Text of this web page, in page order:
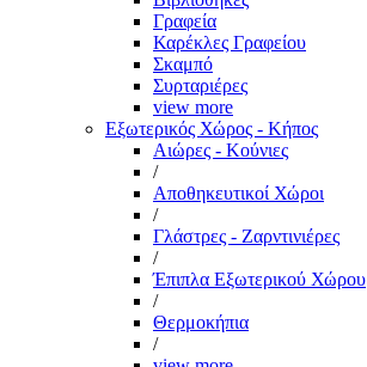
Γραφεία
Καρέκλες Γραφείου
Σκαμπό
Συρταριέρες
view more
Εξωτερικός Χώρος - Κήπος
Αιώρες - Κούνιες
/
Αποθηκευτικοί Χώροι
/
Γλάστρες - Ζαρντινιέρες
/
Έπιπλα Εξωτερικού Χώρου
/
Θερμοκήπια
/